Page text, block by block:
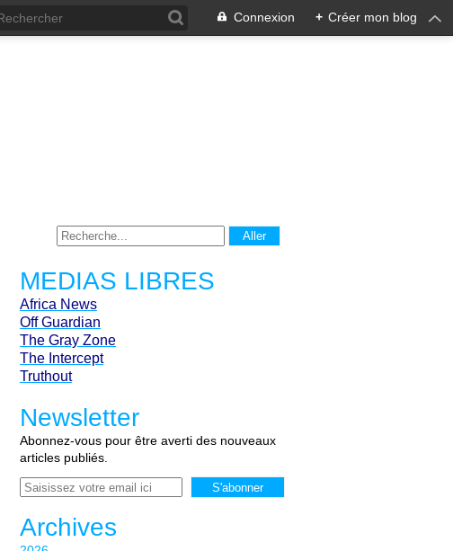
Connexion + Créer mon blog
MEDIAS LIBRES
Africa News
Off Guardian
The Gray Zone
The Intercept
Truthout
Newsletter
Abonnez-vous pour être averti des nouveaux
articles publiés.
Email
Archives